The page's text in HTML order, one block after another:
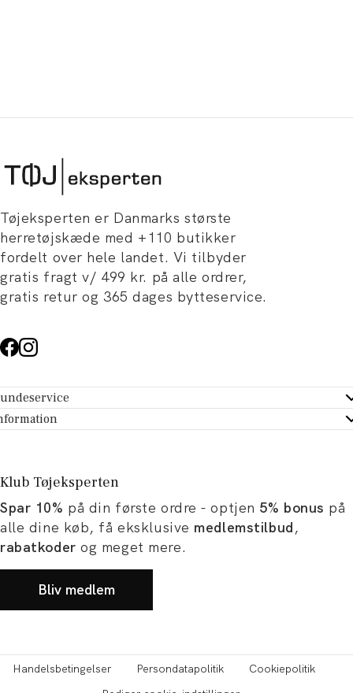
Tøjeksperten er Danmarks største
herretøjskæde med +110 butikker
fordelt over hele landet. Vi tilbyder
gratis fragt v/ 499 kr. på alle ordrer,
gratis retur og 365 dages bytteservice.
- Hjælpecenter
dit køb
Tøjeksperten
og artikler
og karriere
Klub Tøjeksperten
Spar 10% på din første ordre - optjen 5% bonus på
alle dine køb, få eksklusive medlemstilbud,
rabatkoder og meget mere.
Bliv medlem
Handelsbetingelser Persondatapolitik
Cookiepolitik